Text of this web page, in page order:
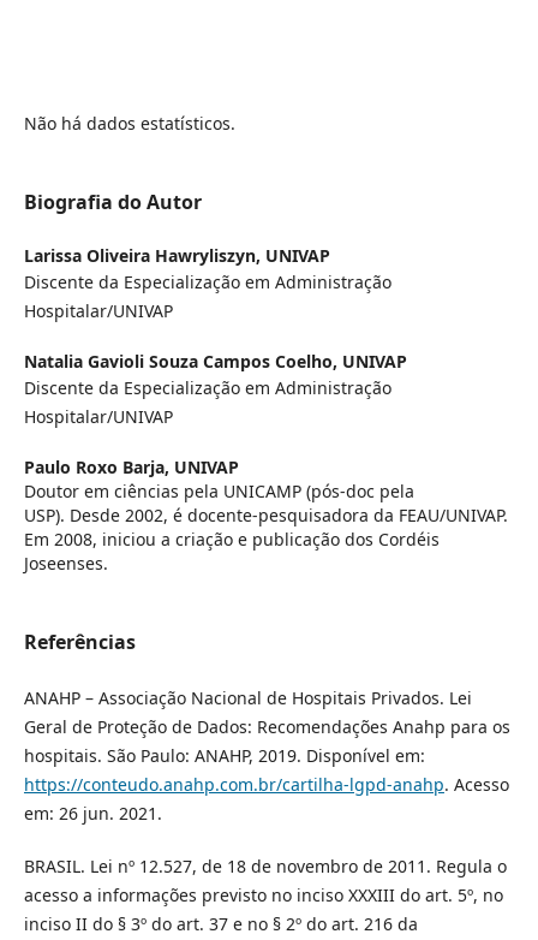
Não há dados estatísticos.
Biografia do Autor
Larissa Oliveira Hawryliszyn, UNIVAP
Discente da Especialização em Administração
Hospitalar/UNIVAP
Natalia Gavioli Souza Campos Coelho, UNIVAP
Discente da Especialização em Administração
Hospitalar/UNIVAP
Paulo Roxo Barja, UNIVAP
Doutor em ciências pela UNICAMP (pós-doc pela
USP). Desde 2002, é docente-pesquisadora da FEAU/UNIVAP.
Em 2008, iniciou a criação e publicação dos Cordéis
Joseenses.
Referências
ANAHP – Associação Nacional de Hospitais Privados. Lei
Geral de Proteção de Dados: Recomendações Anahp para os
hospitais. São Paulo: ANAHP, 2019. Disponível em:
https://conteudo.anahp.com.br/cartilha-lgpd-anahp. Acesso
em: 26 jun. 2021.
BRASIL. Lei nº 12.527, de 18 de novembro de 2011. Regula o
acesso a informações previsto no inciso XXXIII do art. 5º, no
inciso II do § 3º do art. 37 e no § 2º do art. 216 da